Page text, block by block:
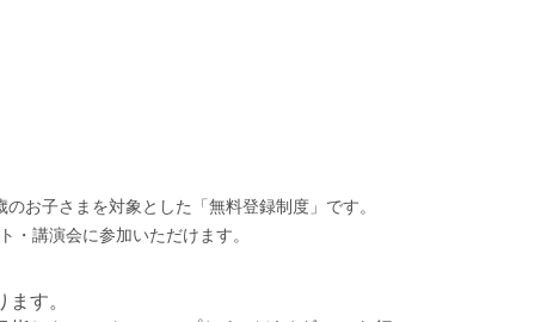
お子さまを対象とした「無料登録制度」です。
・講演会に参加いただけます。
す。